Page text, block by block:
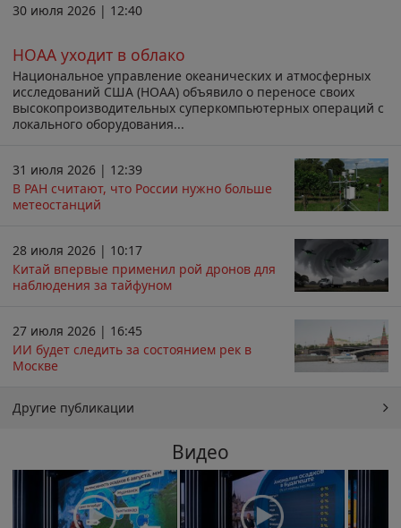
30 июля 2026 | 12:40
НОАА уходит в облако
Национальное управление океанических и атмосферных
исследований США (НОАА) объявило о переносе своих
высокопроизводительных суперкомпьютерных операций с
локального оборудования...
31 июля 2026 | 12:39
В РАН считают, что России нужно больше
метеостанций
28 июля 2026 | 10:17
Китай впервые применил рой дронов для
наблюдения за тайфуном
27 июля 2026 | 16:45
ИИ будет следить за состоянием рек в
Москве
Другие публикации
Видео